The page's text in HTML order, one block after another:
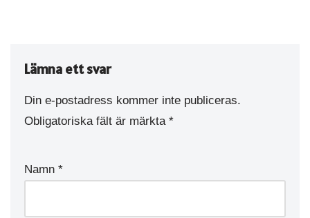
Lämna ett svar
Din e-postadress kommer inte publiceras.
Obligatoriska fält är märkta *
Namn *